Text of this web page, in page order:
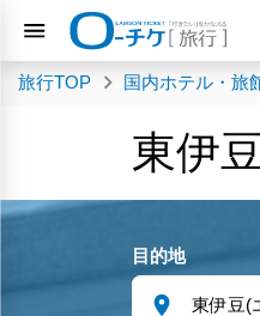
旅行TOP 国内ホテル・旅
東伊
目的地